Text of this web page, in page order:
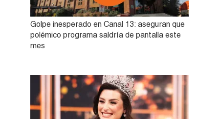
Golpe inesperado en Canal 13: aseguran que
polémico programa saldría de pantalla este
mes